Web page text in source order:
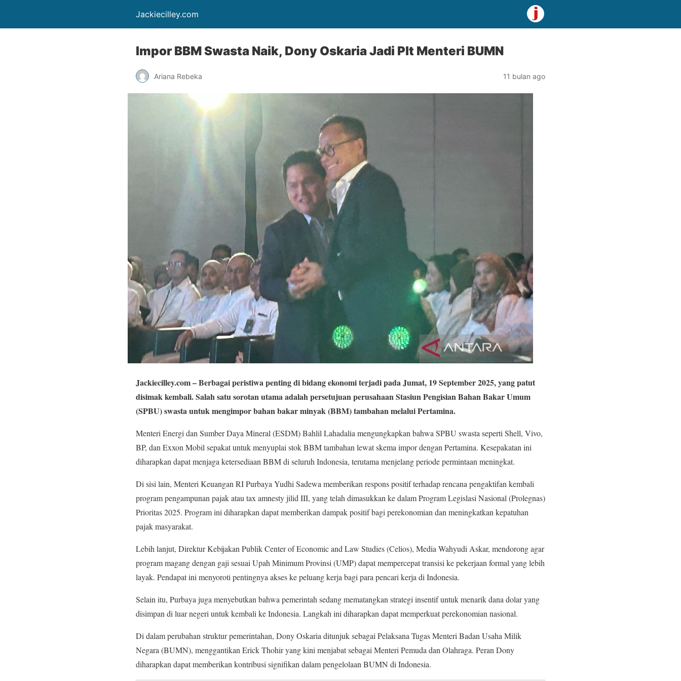
Jackiecilley.com
Impor BBM Swasta Naik, Dony Oskaria Jadi Plt Menteri BUMN
Ariana Rebeka 11 bulan ago
Jackiecilley.com– Berbagai peristiwa penting di bidang ekonomi terjadi pada Jumat, 19 September 2025, yang patut
disimak kembali. Salah satu sorotan utama adalah persetujuan perusahaan Stasiun Pengisian Bahan Bakar Umum
(SPBU) swasta untuk mengimpor bahan bakar minyak (BBM) tambahan melalui Pertamina.
Menteri Energi dan Sumber Daya Mineral (ESDM) Bahlil Lahadalia mengungkapkan bahwa SPBU swasta seperti Shell, Vivo,
BP, dan Exxon Mobil sepakat untuk menyuplai stok BBM tambahan lewat skema impor dengan Pertamina. Kesepakatan ini
diharapkan dapat menjaga ketersediaan BBM di seluruh Indonesia, terutama menjelang periode permintaan meningkat.
Di sisi lain, Menteri Keuangan RI Purbaya Yudhi Sadewa memberikan respons positif terhadap rencana pengaktifan kembali
program pengampunan pajak atau tax amnesty jilid III, yang telah dimasukkan ke dalam Program Legislasi Nasional (Prolegnas)
Prioritas 2025. Program ini diharapkan dapat memberikan dampak positif bagi perekonomian dan meningkatkan kepatuhan
pajak masyarakat.
Lebih lanjut, Direktur Kebijakan Publik Center of Economic and Law Studies (Celios), Media Wahyudi Askar, mendorong agar
program magang dengan gaji sesuai Upah Minimum Provinsi (UMP) dapat mempercepat transisi ke pekerjaan formal yang lebih
layak. Pendapat ini menyoroti pentingnya akses ke peluang kerja bagi para pencari kerja di Indonesia.
Selain itu, Purbaya juga menyebutkan bahwa pemerintah sedang mematangkan strategi insentif untuk menarik dana dolar yang
disimpan di luar negeri untuk kembali ke Indonesia. Langkah ini diharapkan dapat memperkuat perekonomian nasional.
Di dalam perubahan struktur pemerintahan, Dony Oskaria ditunjuk sebagai Pelaksana Tugas Menteri Badan Usaha Milik
Negara (BUMN), menggantikan Erick Thohir yang kini menjabat sebagai Menteri Pemuda dan Olahraga. Peran Dony
diharapkan dapat memberikan kontribusi signifikan dalam pengelolaan BUMN di Indonesia.